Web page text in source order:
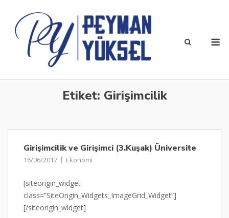
content
Etiket: Girişimcilik
Girişimcilik ve Girişimci (3.Kuşak) Üniversite
16/06/2017 Ekonomi
[siteorigin_widget
class=”SiteOrigin_Widgets_ImageGrid_Widget”]
[/siteorigin_widget]